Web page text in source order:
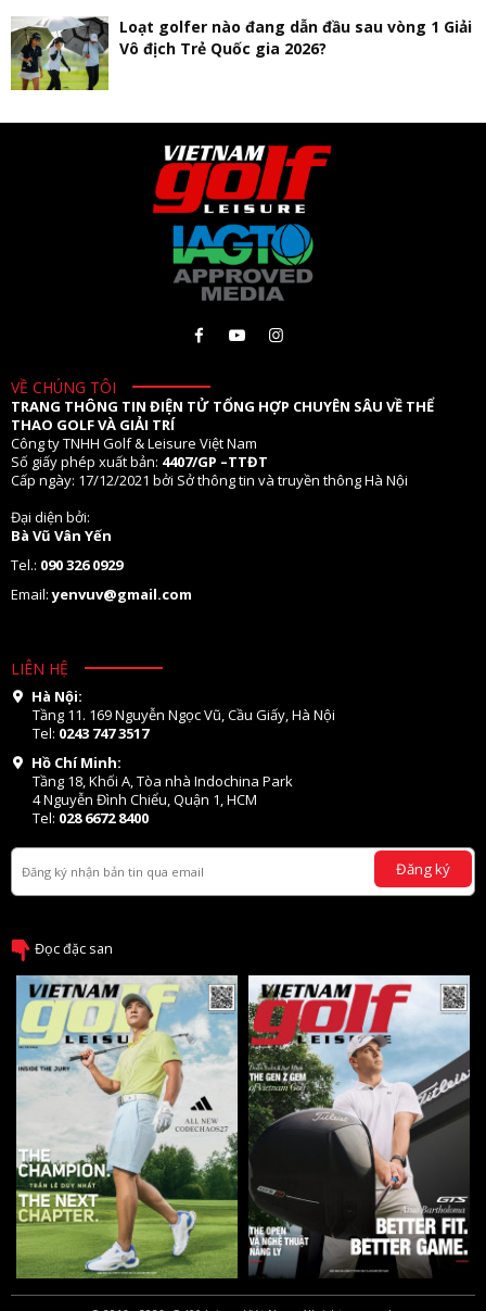
Loạt golfer nào đang dẫn đầu sau vòng 1 Giải
Vô địch Trẻ Quốc gia 2026?
VỀ CHÚNG TÔI
TRANG THÔNG TIN ĐIỆN TỬ TỔNG HỢP CHUYÊN SÂU VỀ THỂ
THAO GOLF VÀ GIẢI TRÍ
Công ty TNHH Golf & Leisure Việt Nam
Số giấy phép xuất bản: 4407/GP –TTĐT
Cấp ngày: 17/12/2021 bởi Sở thông tin và truyền thông Hà Nội
Đại diện bởi:
Bà Vũ Vân Yến
Tel.: 090 326 0929
Email:yenvuv@gmail.com
LIÊN HỆ
Hà Nội:
Tầng 11. 169 Nguyễn Ngọc Vũ, Cầu Giấy, Hà Nội
Tel: 0243 747 3517
Hồ Chí Minh:
Tầng 18, Khối A, Tòa nhà Indochina Park
4 Nguyễn Đình Chiểu, Quận 1, HCM
Tel: 028 6672 8400
Đăng ký
Đọc đặc san